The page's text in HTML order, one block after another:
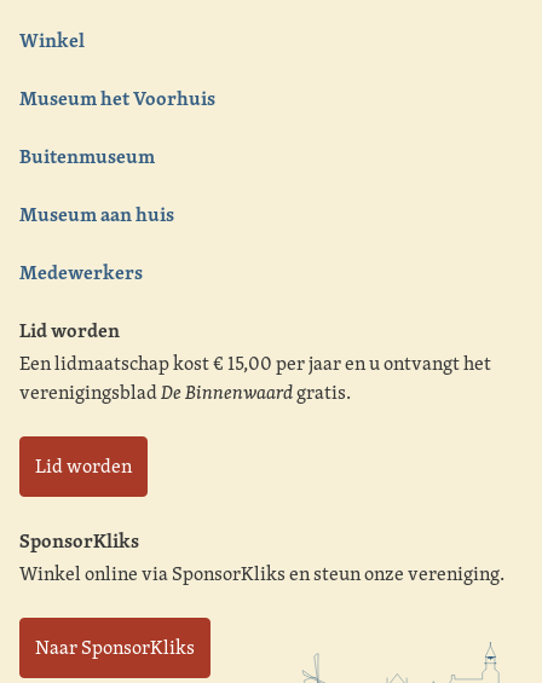
Winkel
Museum het Voorhuis
Buitenmuseum
Museum aan huis
Medewerkers
Lid worden
Een lidmaatschap kost € 15,00 per jaar en u ontvangt het
verenigingsbladDe Binnenwaardgratis.
Lid worden
SponsorKliks
Winkel online via SponsorKliks en steun onze vereniging.
Naar SponsorKliks